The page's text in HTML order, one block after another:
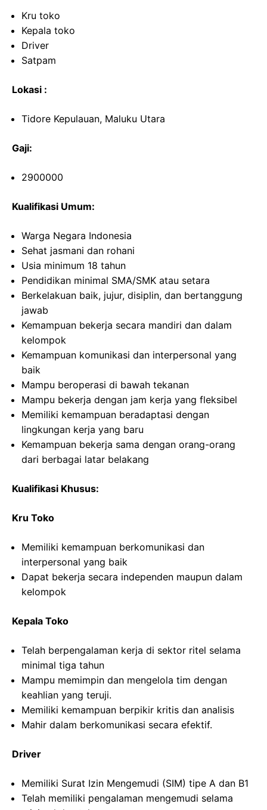
Kru toko
Kepala toko
Driver
Satpam
Lokasi :
Tidore Kepulauan, Maluku Utara
Gaji:
2900000
Kualifikasi Umum:
Warga Negara Indonesia
Sehat jasmani dan rohani
Usia minimum 18 tahun
Pendidikan minimal SMA/SMK atau setara
Berkelakuan baik, jujur, disiplin, dan bertanggung
jawab
Kemampuan bekerja secara mandiri dan dalam
kelompok
Kemampuan komunikasi dan interpersonal yang
baik
Mampu beroperasi di bawah tekanan
Mampu bekerja dengan jam kerja yang fleksibel
Memiliki kemampuan beradaptasi dengan
lingkungan kerja yang baru
Kemampuan bekerja sama dengan orang-orang
dari berbagai latar belakang
Kualifikasi Khusus:
Kru Toko
Memiliki kemampuan berkomunikasi dan
interpersonal yang baik
Dapat bekerja secara independen maupun dalam
kelompok
Kepala Toko
Telah berpengalaman kerja di sektor ritel selama
minimal tiga tahun
Mampu memimpin dan mengelola tim dengan
keahlian yang teruji.
Memiliki kemampuan berpikir kritis dan analisis
Mahir dalam berkomunikasi secara efektif.
Driver
Memiliki Surat Izin Mengemudi (SIM) tipe A dan B1
Telah memiliki pengalaman mengemudi selama